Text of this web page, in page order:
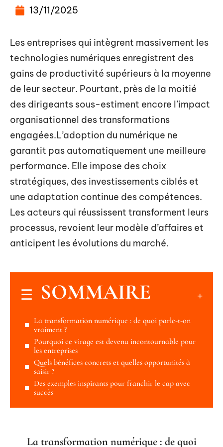
13/11/2025
Les entreprises qui intègrent massivement les
technologies numériques enregistrent des
gains de productivité supérieurs à la moyenne
de leur secteur. Pourtant, près de la moitié
des dirigeants sous-estiment encore l’impact
organisationnel des transformations
engagées.L’adoption du numérique ne
garantit pas automatiquement une meilleure
performance. Elle impose des choix
stratégiques, des investissements ciblés et
une adaptation continue des compétences.
Les acteurs qui réussissent transforment leurs
processus, revoient leur modèle d’affaires et
anticipent les évolutions du marché.
SOMMAIRE
La transformation numérique : de quoi parle-t-on
vraiment ?
Pourquoi ce virage est devenu incontournable pour
les entreprises
Quels bénéfices concrets et quelles opportunités à
saisir ?
Des exemples inspirants pour franchir le cap avec
succès
La transformation numérique : de quoi